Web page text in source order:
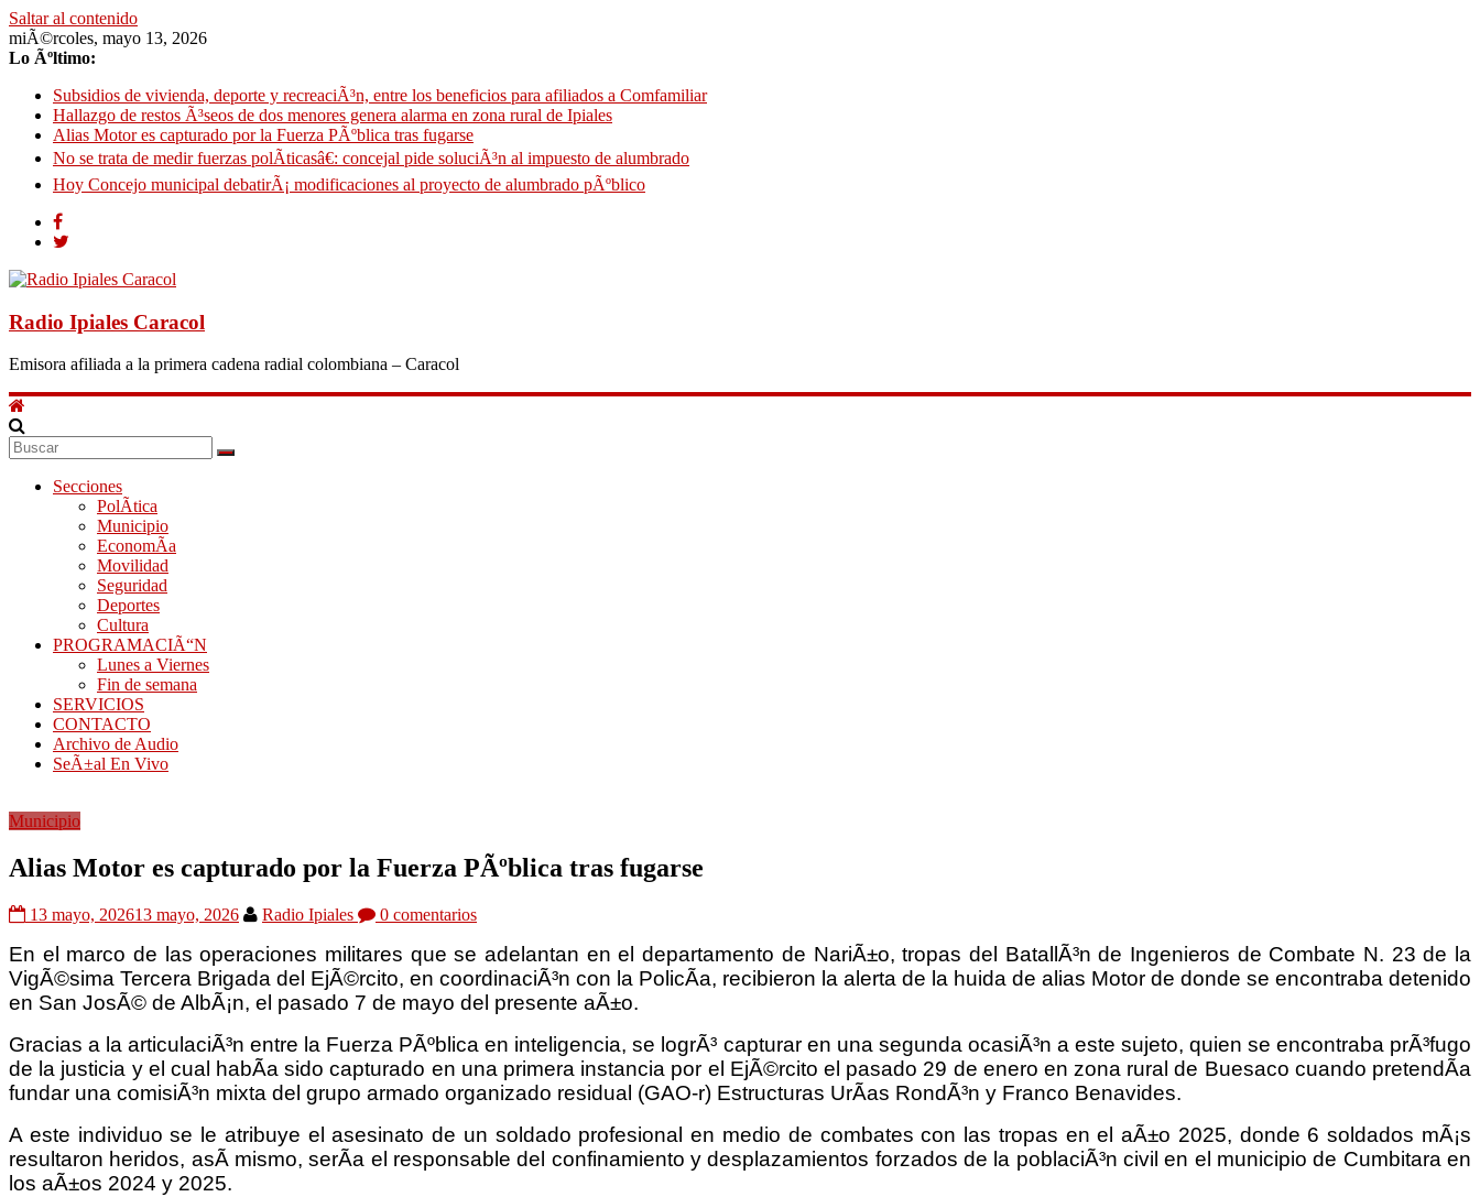
Saltar al contenido
miÃ©rcoles, mayo 13, 2026
Lo Ãºltimo:
Subsidios de vivienda, deporte y recreaciÃ³n, entre los beneficios para afiliados a Comfamiliar
Hallazgo de restos Ã³seos de dos menores genera alarma en zona rural de Ipiales
Alias Motor es capturado por la Fuerza PÃºblica tras fugarse
No se trata de medir fuerzas polÃ­ticasâ€: concejal pide soluciÃ³n al impuesto de alumbrado
Hoy Concejo municipal debatirÃ¡ modificaciones al proyecto de alumbrado pÃºblico
Radio Ipiales Caracol
Emisora afiliada a la primera cadena radial colombiana – Caracol
Secciones
PolÃ­tica
Municipio
EconomÃ­a
Movilidad
Seguridad
Deportes
Cultura
PROGRAMACIÃ“N
Lunes a Viernes
Fin de semana
SERVICIOS
CONTACTO
Archivo de Audio
SeÃ±al En Vivo
Municipio
Alias Motor es capturado por la Fuerza PÃºblica tras fugarse
13 mayo, 202613 mayo, 2026 Radio Ipiales 0 comentarios
En el marco de las operaciones militares que se adelantan en el departamento de NariÃ±o, tropas del BatallÃ³n de Ingenieros de Combate N. 23 de la
VigÃ©sima Tercera Brigada del EjÃ©rcito, en coordinaciÃ³n con la PolicÃ­a, recibieron la alerta de la huida de alias Motor de donde se encontraba detenido
en San JosÃ© de AlbÃ¡n, el pasado 7 de mayo del presente aÃ±o.
Gracias a la articulaciÃ³n entre la Fuerza PÃºblica en inteligencia, se logrÃ³ capturar en una segunda ocasiÃ³n a este sujeto, quien se encontraba prÃ³fugo
de la justicia y el cual habÃ­a sido capturado en una primera instancia por el EjÃ©rcito el pasado 29 de enero en zona rural de Buesaco cuando pretendÃ­a
fundar una comisiÃ³n mixta del grupo armado organizado residual (GAO-r) Estructuras UrÃ­as RondÃ³n y Franco Benavides.
A este individuo se le atribuye el asesinato de un soldado profesional en medio de combates con las tropas en el aÃ±o 2025, donde 6 soldados mÃ¡s
resultaron heridos, asÃ­ mismo, serÃ­a el responsable del confinamiento y desplazamientos forzados de la poblaciÃ³n civil en el municipio de Cumbitara en
los aÃ±os 2024 y 2025.